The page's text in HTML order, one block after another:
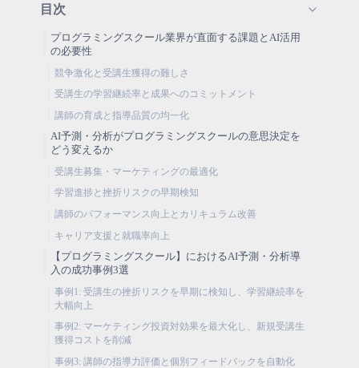
目次
プログラミングスクール業界が直面する課題とAI活用
の必要性
競争激化と受講生獲得の難しさ
受講生の学習継続率と成果へのコミットメント
講師の育成と指導品質の均一化
AI予測・分析がプログラミングスクールの意思決定を
どう変えるか
受講生募集・マーケティングの最適化
学習進捗と挫折リスクの早期検知
講師のパフォーマンス向上とカリキュラム改善
キャリア支援と就職率向上
【プログラミングスクール】におけるAI予測・分析導
入の成功事例3選
事例1: 受講生の挫折リスクを早期に検知し、学習継続率を
大幅向上
事例2: マーケティング投資対効果を最大化し、新規受講生
獲得コストを削減
事例3: 講師の指導力評価と個別フィードバックを自動化